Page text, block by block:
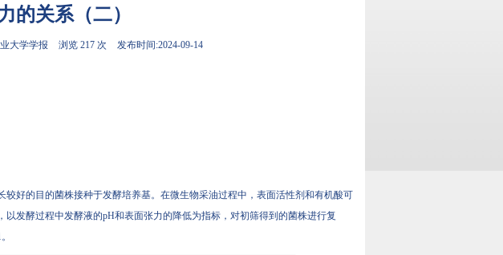
的关系（二）
业大学学报 浏览 217 次 发布时间:2024-09-14
较好的目的菌株接种于发酵培养基。在微生物采油过程中，表面活性剂和有机酸可
，以发酵过程中发酵液的pH和表面张力的降低为指标，对初筛得到的菌株进行复